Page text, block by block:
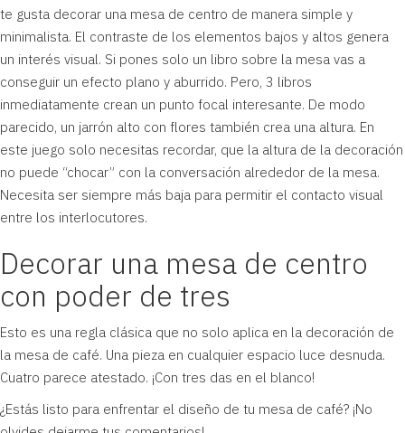
te gusta decorar una mesa de centro de manera simple y
minimalista. El contraste de los elementos bajos y altos genera
un interés visual. Si pones solo un libro sobre la mesa vas a
conseguir un efecto plano y aburrido. Pero, 3 libros
inmediatamente crean un punto focal interesante. De modo
parecido, un jarrón alto con flores también crea una altura. En
este juego solo necesitas recordar, que la altura de la decoración
no puede “chocar” con la conversación alrededor de la mesa.
Necesita ser siempre más baja para permitir el contacto visual
entre los interlocutores.
Decorar una mesa de centro
con poder de tres
Esto es una regla clásica que no solo aplica en la decoración de
la mesa de café. Una pieza en cualquier espacio luce desnuda.
Cuatro parece atestado. ¡Con tres das en el blanco!
¿Estás listo para enfrentar el diseño de tu mesa de café? ¡No